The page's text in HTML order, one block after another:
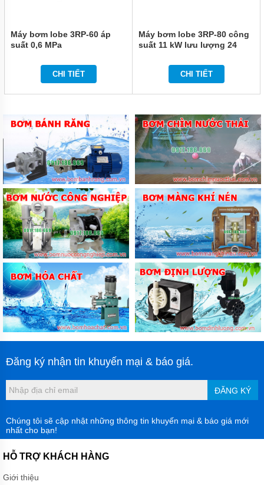
Máy bơm lobe 3RP-60 áp
suất 0,6 MPa
CHI TIẾT
Máy bơm lobe 3RP-80 công
suất 11 kW lưu lượng 24
vòng/phút
CHI TIẾT
Đăng ký nhận tin khuyến mại & báo giá.
ĐĂNG KÝ
Chúng tôi sẽ cập nhật những thông tin khuyến mại & báo giá mới
nhất cho bạn!
HỖ TRỢ KHÁCH HÀNG
Giới thiệu